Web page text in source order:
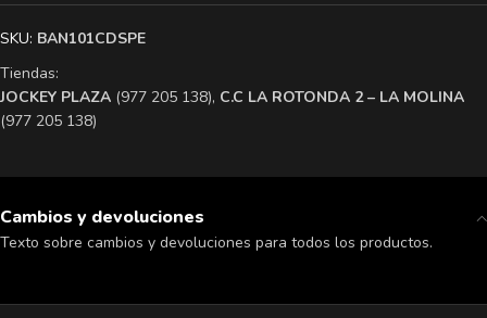
SKU: BAN101CDSPE
Tiendas:
​JOCKEY PLAZA (977 205 138), ​C.C LA ROTONDA 2 – LA MOLINA
(977 205 138)
Cambios y devoluciones
Texto sobre cambios y devoluciones para todos los productos.